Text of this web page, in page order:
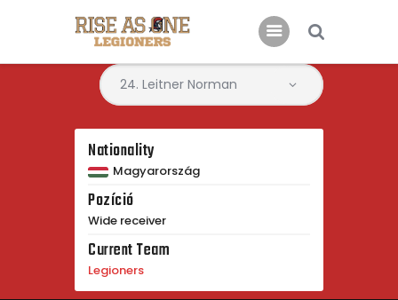
Főoldal
Rólunk
Csatlakoznál?
Támogatás
Kapcsolat
Nationality
Magyarország
Pozíció
Wide receiver
Current Team
Legioners